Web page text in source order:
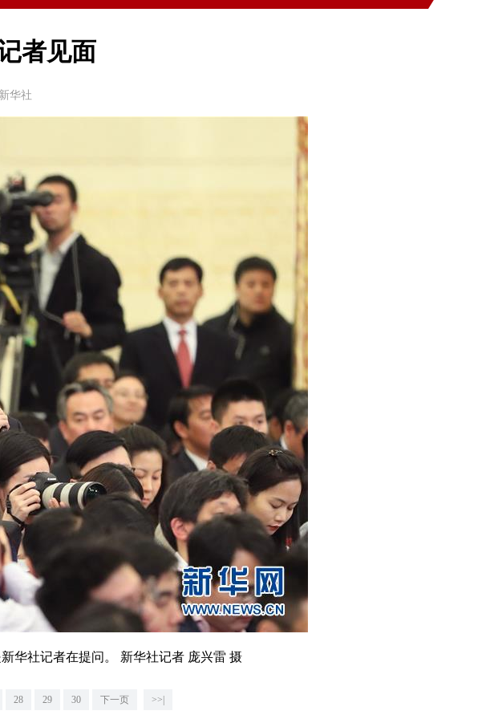
者见面
新华社
华社记者在提问。 新华社记者 庞兴雷 摄
28 29 30 下一页 >>|